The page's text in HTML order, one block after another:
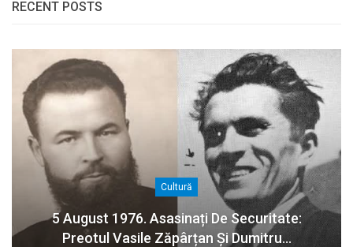
RECENT POSTS
Cultură
5 August 1976. Asasinați De Securitate:
Preotul Vasile Zăpârțan Și Dumitru…